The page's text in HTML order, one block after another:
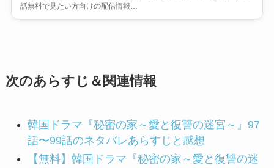
話無料で見たい方向けの配信情報…
次のあらすじ＆関連情報
韓国ドラマ『秘密の家～愛と復讐の迷宮～』97
話〜99話のネタバレあらすじと感想
【無料】韓国ドラマ『秘密の家～愛と復讐の迷